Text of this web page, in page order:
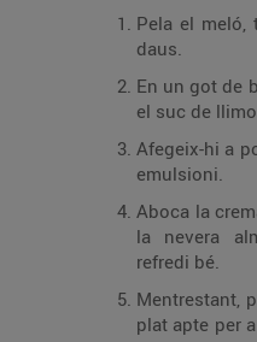
Pela el meló,
daus.
En un got de
el suc de
Afegeix-hi a
emulsioni.
Aboca la
la nevera
refredi bé.
Mentrestant,
plat apte per